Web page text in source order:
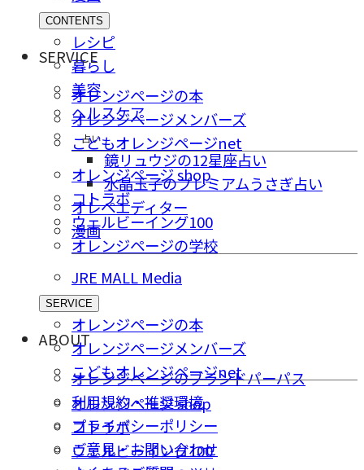
CONTENTS
レシピ
暮らし
美容
ヘルスケア
占い
鏡リュウジの12星座占い
水晶玉子のプレミアムうさぎ占い
オレペエディター
漫画
SERVICE
オレンジページの本
オレンジページメンバーズ
こどもオレンジページnet
オレンジページ shop
コトラボ
ウェルビーイング100
オレンジページの学校
JRE MALL Media
SERVICE
オレンジページの本
オレンジページメンバーズ
こどもオレンジページnet
オレンジページ shop
コトラボ
ウェルビーイング100
ABOUT
オレンジページのブランドパーパス
利用規約・推奨環境
プライバシーポリシー
ご意⾒・お問い合わせ